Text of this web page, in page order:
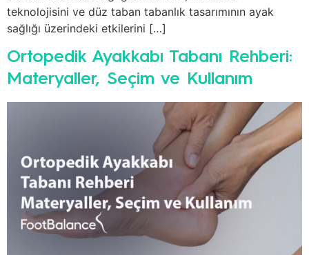
teknolojisini ve düz taban tabanlık tasarımının ayak
sağlığı üzerindeki etkilerini […]
Ortopedik Ayakkabı Tabanı Rehberi:
Materyaller, Seçim ve Kullanım